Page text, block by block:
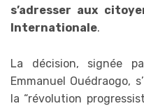
s’adresser aux
Internationale.
La décision, signée
Emmanuel Ouédraogo,
la “révolution